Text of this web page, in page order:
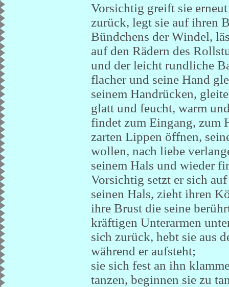
Vorsichtig greift sie
zurück, legt sie auf ihren
Bündchens der Windel,
auf den Rädern des
und der leicht rundliche
flacher und seine Hand
seinem Handrücken,
glatt und feucht, warm
findet zum Eingang, zum
zarten Lippen öffnen,
wollen, nach liebe
seinem Hals und wieder
Vorsichtig setzt er sich
seinen Hals, zieht ihren
ihre Brust die seine
kräftigen Unterarmen
sich zurück, hebt sie aus
während er aufsteht;
sie sich fest an ihn
tanzen, beginnen sie zu